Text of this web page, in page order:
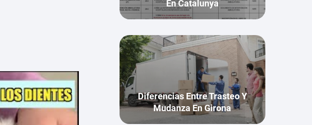
En Catalunya
Diferencias Entre Trasteo Y
Mudanza En Girona